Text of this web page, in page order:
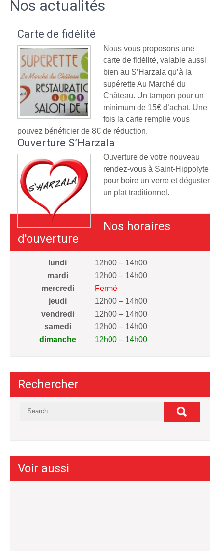
Nos actualités
Carte de fidélité
Nous vous proposons une
carte de fidélité, valable aussi
bien au S’Harzala qu’à la
supérette Au Marché du
Château. Un tampon pour un
minimum de 15€ d’achat. Une
fois la carte remplie vous
pouvez bénéficier de 8€ de réduction.
Ouverture S’Harzala
Ouverture de votre nouveau
rendez-vous à Saint-Hippolyte
pour boire un verre et déguster
un plat traditionnel.
Nos horaires
d'ouverture
lundi
12h00 – 14h00
mardi
12h00 – 14h00
mercredi
Fermé
jeudi
12h00 – 14h00
vendredi
12h00 – 14h00
samedi
12h00 – 14h00
dimanche
12h00 – 14h00
Rechercher
Voir aussi